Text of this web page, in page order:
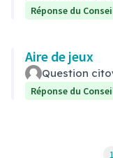
Réponse du
Aire de jeux
Question
Réponse du
1